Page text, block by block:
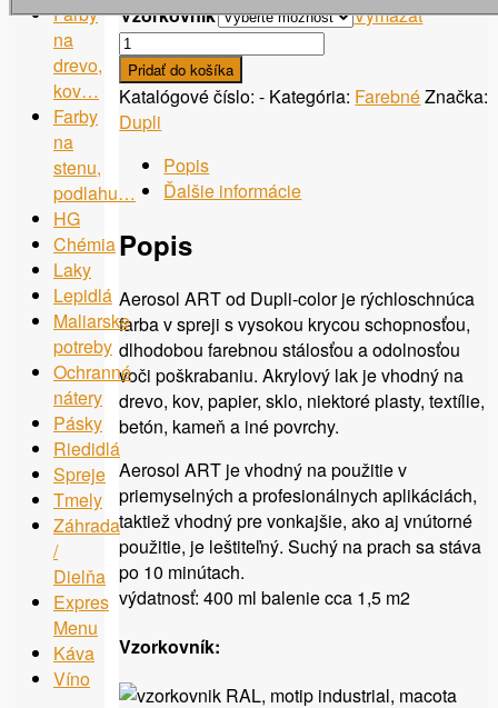
bola: je:
Vzorkovník
Vymazať
množstvo
Aerosol
ART
Dupli-
Pridať do košíka
Katalógové číslo:- Kategória: FarebnéZnačka:
Dupli
Popis
Ďalšie informácie
Popis
Aerosol ART od Dupli-color je rýchloschnúca
farba v spreji s vysokou krycou schopnosťou,
dlhodobou farebnou stálosťou a odolnosťou
voči poškrabaniu. Akrylový lak je vhodný na
drevo, kov, papier, sklo, niektoré plasty, textílie,
betón, kameň a iné povrchy.
Aerosol ART je vhodný na použitie v
priemyselných a profesionálnych aplikáciách,
taktiež vhodný pre vonkajšie, ako aj vnútorné
použitie, je leštiteľný. Suchý na prach sa stáva
po 10 minútach.
výdatnosť: 400 ml balenie cca 1,5 m2
Vzorkovník:
Farby
na
drevo,
kov…
Farby
na
stenu,
podlahu…
HG
Chémia
Laky
Lepidlá
Maliarske
potreby
Ochranné
nátery
Pásky
Riedidlá
Spreje
Tmely
Záhrada
/
Dielňa
Expres
Menu
Káva
Víno